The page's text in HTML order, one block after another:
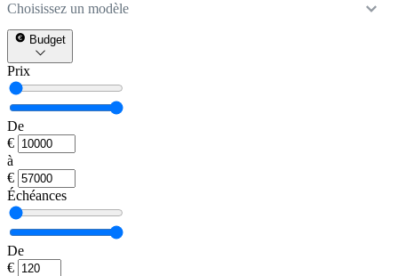
Choisissez un modèle
Budget
Prix
De
€
à
€
Échéances
De
€